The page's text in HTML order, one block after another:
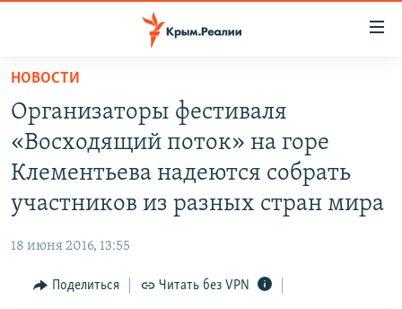
Вернуться
основному
содержанию
Вернутся
главной
Вернутся
поиску
СПЕЦПРОЕКТЫ
ВОДА
ИНФОГРАФИКА
РАДІО СВОБОДА
КАК ОБОЙТИ БЛОКИРОВКУ
НОВОСТИ
Организаторы фестиваля
«Восходящий поток» на горе
Клементьева надеются собрать
участников из разных стран мира
18 июня 2016, 13:55
Поделиться Читать без VPN